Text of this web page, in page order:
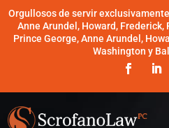
Orgullosos de servir
Anne Arundel, Howard,
Prince George, Anne Arundel,
Washington y